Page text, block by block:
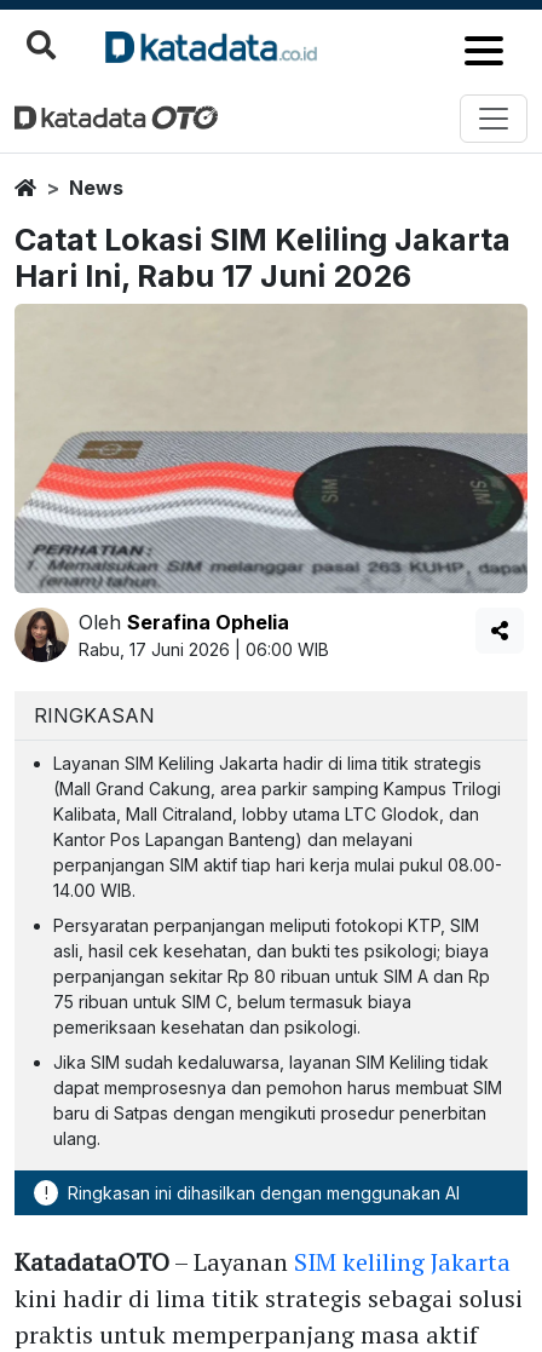
HomeNews
Catat Lokasi SIM Keliling Jakarta
Hari Ini, Rabu 17 Juni 2026
Oleh Serafina Ophelia
Rabu, 17 Juni 2026 | 06:00 WIB
RINGKASAN
Layanan SIM Keliling Jakarta hadir di lima titik strategis
(Mall Grand Cakung, area parkir samping Kampus Trilogi
Kalibata, Mall Citraland, lobby utama LTC Glodok, dan
Kantor Pos Lapangan Banteng) dan melayani
perpanjangan SIM aktif tiap hari kerja mulai pukul 08.00-
14.00 WIB.
Persyaratan perpanjangan meliputi fotokopi KTP, SIM
asli, hasil cek kesehatan, dan bukti tes psikologi; biaya
perpanjangan sekitar Rp 80 ribuan untuk SIM A dan Rp
75 ribuan untuk SIM C, belum termasuk biaya
pemeriksaan kesehatan dan psikologi.
Jika SIM sudah kedaluwarsa, layanan SIM Keliling tidak
dapat memprosesnya dan pemohon harus membuat SIM
baru di Satpas dengan mengikuti prosedur penerbitan
ulang.
! Ringkasan ini dihasilkan dengan menggunakan AI
KatadataOTO– Layanan SIM keliling Jakarta
kini hadir di lima titik strategis sebagai solusi
praktis untuk memperpanjang masa aktif